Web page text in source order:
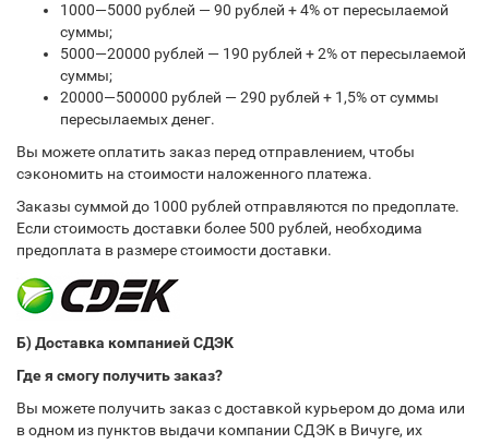
1000—5000 рублей — 90 рублей + 4% от пересылаемой
суммы;
5000—20000 рублей — 190 рублей + 2% от пересылаемой
суммы;
20000—500000 рублей — 290 рублей + 1,5% от суммы
пересылаемых денег.
Вы можете оплатить заказ перед отправлением, чтобы
сэкономить на стоимости наложенного платежа.
Заказы суммой до 1000 рублей отправляются по предоплате.
Если стоимость доставки более 500 рублей, необходима
предоплата в размере стоимости доставки.
Б) Доставка компанией СДЭК
Где я смогу получить заказ?
Вы можете получить заказ с доставкой курьером до дома или
в одном из пунктов выдачи компании СДЭК в Вичуге, их